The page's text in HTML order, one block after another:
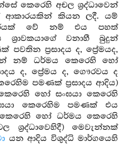
කෙරෙහි අචල ශ්‍රද්ධාවෙන්
කියන ලදී. යම්
වේ නම් එය පහත්
වනාහී බුදුන්
ප්‍රසාදය ද, ප්‍රේමයද,
නම් ධර්මය කෙරෙහි හෝ
ද, ප්‍රේමය ද, ගෞරවය ද
පමණක් ප්‍රසාදය ආදිය)
හෝ සංඝයා කෙරෙහි
කෙරෙහිම පමණක් එය
හෝ ධර්මය කෙරෙහි
මෙවැන්නක්
යන ආදිය විශුද්ධි මාර්ගයෙහි